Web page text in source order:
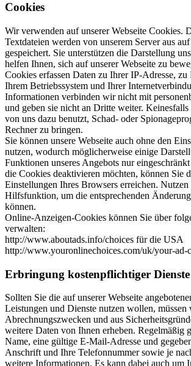
Cookies
Wir verwenden auf unserer Webseite Cookies.
Textdateien werden von unserem Server aus
gespeichert. Sie unterstützen die Darstellung
helfen Ihnen, sich auf unserer Webseite zu
Cookies erfassen Daten zu Ihrer IP-Adresse, zu
Ihrem Betriebssystem und Ihrer
Informationen verbinden wir nicht mit
und geben sie nicht an Dritte weiter.
von uns dazu benutzt, Schad- oder
Rechner zu bringen.
Sie können unsere Webseite auch ohne den
nutzen, wodurch möglicherweise einige
Funktionen unseres Angebots nur
die Cookies deaktivieren möchten, können Sie
Einstellungen Ihres Browsers erreichen. Nutzen
Hilfsfunktion, um die entsprechenden
können.
Online-Anzeigen-Cookies können Sie über
verwalten:
http://www.aboutads.info/choices für die USA
http://www.youronlinechoices.com/uk/your-ad-
Erbringung kostenpflichtiger Dienste
Sollten Sie die auf unserer Webseite
Leistungen und Dienste nutzen wollen, müssen
Abrechnungszwecken und aus
weitere Daten von Ihnen erheben. Regelmäßig
Name, eine gültige E-Mail-Adresse und
Anschrift und Ihre Telefonnummer sowie je
weitere Informationen. Es kann dabei auch um